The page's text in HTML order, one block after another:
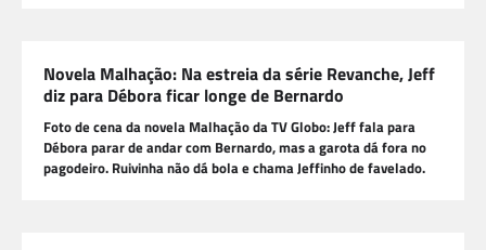
Novela Malhação: Na estreia da série Revanche, Jeff
diz para Débora ficar longe de Bernardo
Foto de cena da novela Malhação da TV Globo: Jeff fala para
Débora parar de andar com Bernardo, mas a garota dá fora no
pagodeiro. Ruivinha não dá bola e chama Jeffinho de favelado.